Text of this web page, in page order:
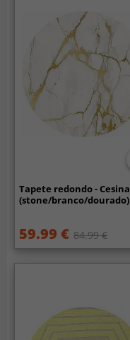
Tapete redondo - Cesina
(stone/branco/dourado)
59.99 € 84.99 €